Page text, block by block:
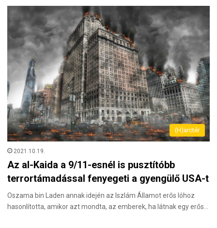
(H)arctér
2021.10.19.
Az al-Kaida a 9/11-esnél is pusztítóbb
terrortámadással fenyegeti a gyengülő USA-t
Oszama bin Laden annak idején az Iszlám Államot erős lóhoz
hasonlította, amikor azt mondta, az emberek, ha látnak egy erős…